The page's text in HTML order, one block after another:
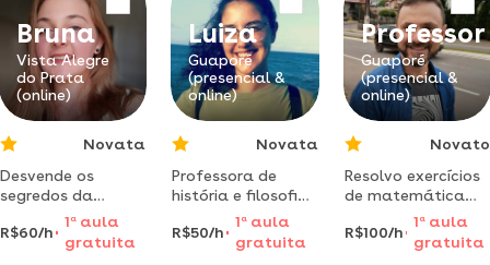
Bruna
Vista Alegre
do Prata
(online)
Novata
Desvende os
segredos da
matemática! te
ajudo a
descomplicar a
R$60/h
1 aaula
gratuita
Luiza
Guaporé
(presencial &
online)
Novata
Professora de
história e filosofia.
humanizadas e
personalizadas
R$50/h
1 a aula
gratuita
Professor
Guaporé
(presencial &
online)
Novato
Resolvo exercícios
de matemática
apresentando o
passo a passo.
R$100/h
1 a aula
gratuita